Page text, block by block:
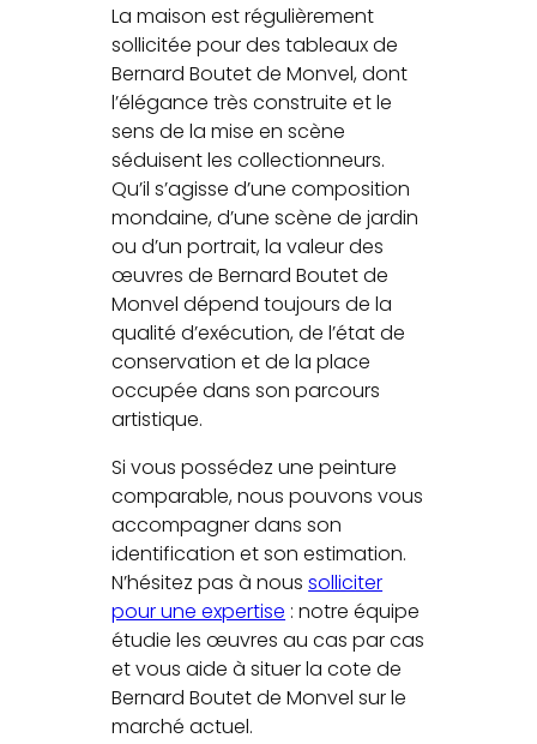
La maison est régulièrement
sollicitée pour des tableaux de
Bernard Boutet de Monvel, dont
l’élégance très construite et le
sens de la mise en scène
séduisent les collectionneurs.
Qu’il s’agisse d’une composition
mondaine, d’une scène de jardin
ou d’un portrait, la valeur des
œuvres de Bernard Boutet de
Monvel dépend toujours de la
qualité d’exécution, de l’état de
conservation et de la place
occupée dans son parcours
artistique.
Si vous possédez une peinture
comparable, nous pouvons vous
accompagner dans son
identification et son estimation.
N’hésitez pas à noussolliciter
pour une expertise : notre équipe
étudie les œuvres au cas par cas
et vous aide à situer la cote de
Bernard Boutet de Monvel sur le
marché actuel.